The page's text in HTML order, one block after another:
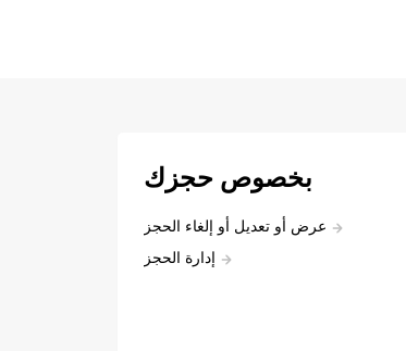
بخصوص حجزك
عرض أو تعديل أو إلغاء الحجز
إدارة الحجز